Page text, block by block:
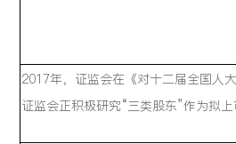
2017年，证监会在《对十二届全国人
证监会正积极研究“三类股东”作为拟